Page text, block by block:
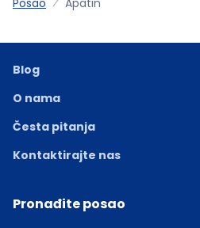
Blog
O nama
Česta pitanja
Kontaktirajte nas
Pronađite posao